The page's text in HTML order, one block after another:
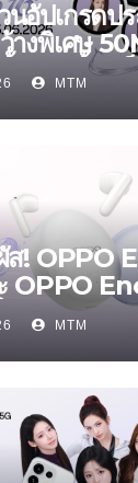
นอัปเกรดป
างพิเศษ
เทรนดี้ทุกช็
Reno16
25 มิ
MTM
ส! OPPO
OPPO
ม่ล่าสุด มา
วน เบาสบา
MTM